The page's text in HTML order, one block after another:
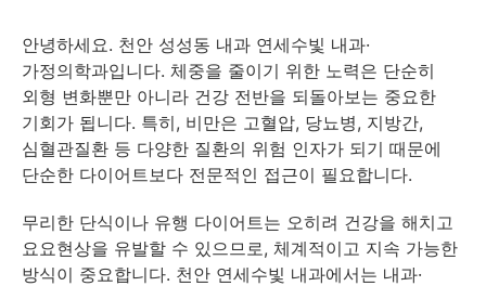
안녕하세요. 천안 성성동 내과 연세수빛 내과·
가정의학과입니다. 체중을 줄이기 위한 노력은 단순히
외형 변화뿐만 아니라 건강 전반을 되돌아보는 중요한
기회가 됩니다. 특히, 비만은 고혈압, 당뇨병, 지방간,
심혈관질환 등 다양한 질환의 위험 인자가 되기 때문에
단순한 다이어트보다 전문적인 접근이 필요합니다.
무리한 단식이나 유행 다이어트는 오히려 건강을 해치고
요요현상을 유발할 수 있으므로, 체계적이고 지속 가능한
방식이 중요합니다. 천안 연세수빛 내과에서는 내과·